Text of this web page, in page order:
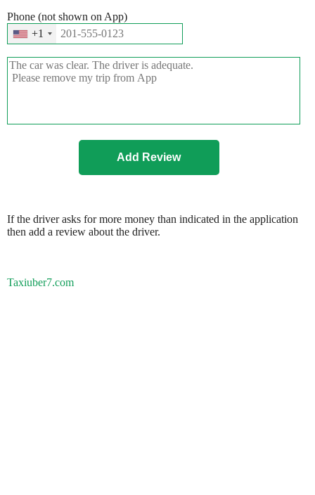
Phone (not shown on App)
+1
If the driver asks for more money than indicated in the application
then add a review about the driver.
Taxiuber7.com